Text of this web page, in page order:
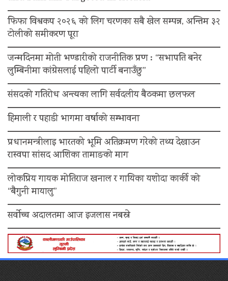
फिफा विश्वकप २०२६ को लिग चरणका सबै खेल सम्पन्न, अन्तिम ३२
टोलीको समीकरण पूरा
जन्मदिनमा मोती भण्डारीको राजनीतिक प्रण : “सभापति बनेर
लुम्बिनीमा कांग्रेसलाई पहिलो पार्टी बनाउँछु”
संसदको गतिरोध अन्त्यका लागि सर्वदलीय बैठकमा छलफल
हिमाली र पहाडी भागमा वर्षाको सम्भावना
प्रधानमन्त्रीलाइ भारतको भूमि अतिक्रमण गरेको तथ्य देखाउन
रास्वपा सांसद आशिका तामाङको माग
लोकप्रिय गायक मोतिराज खनाल र गायिका यशोदा कार्की को
“बैगुनी मायालु”
सर्वोच्च अदालतमा आज इजलास नबस्ने